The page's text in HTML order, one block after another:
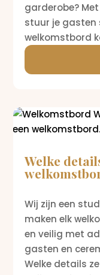
garderobe?
stuur je gasten
welkomstbord
Welke
Wij zijn een
maken elk
en veilig met
gasten en
Welke details